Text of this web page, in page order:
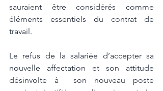
sauraient être considérés comme
éléments essentiels du contrat de
travail.
Le refus de la salariée d’accepter sa
nouvelle affectation et son attitude
désinvolte à  son nouveau poste